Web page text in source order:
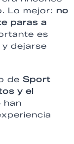
Lo mejor: no
paras a
es
dejarse
de Sport
y el
han